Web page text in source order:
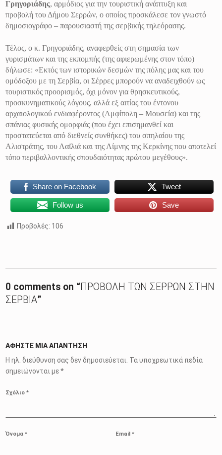
Γρηγοριάδης, αρμόδιος για την τουριστική ανάπτυξη και
προβολή του Δήμου Σερρών,o οποίος προσκάλεσε τον γνωστό
δημοσιογράφο – παρουσιαστή της σερβικής τηλεόρασης.
Τέλος, ο κ. Γρηγοριάδης, αναφερθείς στη σημασία των
γυρισμάτων και της εκπομπής (της αφιερωμένης στον τόπο)
δήλωσε: «Εκτός των ιστορικών δεσμών της πόλης μας και του
ομόδοξου με τη Σερβία, οι Σέρρες μπορούν να αναδειχθούν ως
τουριστικός προορισμός, όχι μόνον για θρησκευτικούς,
προσκυνηματικούς λόγους, αλλά εξ αιτίας του έντονου
αρχαιολογικού ενδιαφέροντος (Αμφίπολη – Μουσεία) και της
σπάνιας φυσικής ομορφιάς (που έχει επισημανθεί και
προστατεύεται από διεθνείς συνθήκες) του σπηλαίου της
Αλιστράτης, του Λαϊλιά και της Λίμνης της Κερκίνης που αποτελεί
τόπο περιβαλλοντικής σπουδαιότητας πρώτου μεγέθους».
Share on Facebook Tweet
Follow us Save
Προβολές: 106
0 comments on “ΠΡΟΒΟΛΗ ΤΩΝ ΣΕΡΡΩΝ ΣΤΗΝ
ΣΕΡΒΙΑ”
ΑΦΉΣΤΕ ΜΙΑ ΑΠΆΝΤΗΣΗ
Η ηλ. διεύθυνση σας δεν δημοσιεύεται. Τα υποχρεωτικά πεδία
σημειώνονται με*
Σχόλιο*
Όνομα* Email *